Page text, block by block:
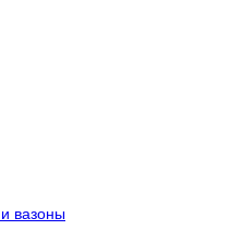
вазоны